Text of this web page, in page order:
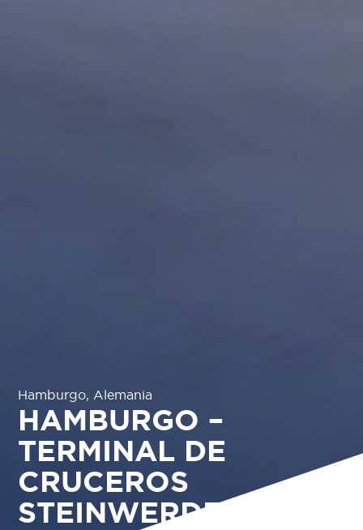
Hamburgo, Alemania
HAMBURGO –
TERMINAL DE
CRUCEROS
STEINWERDER